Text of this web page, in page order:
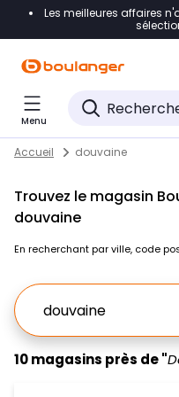
Accéder directement à
Accéder directement
Accéder directement
Les meilleures affaires
Menu
Skip to content
Return to Nav
Accueil douvaine
Trouvez le magasin
douvaine
En recherchant par ville, code
Ville, Region, Code
10 magasins près de "